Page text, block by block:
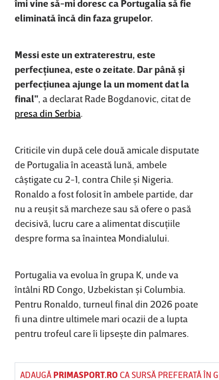
îmi vine să-mi doresc ca Portugalia să fie
eliminată încă din faza grupelor.
Messi este un extraterestru, este
perfecţiunea, este o zeitate. Dar până şi
perfecţiunea ajunge la un moment dat la
final", a declarat Rade Bogdanovic, citat de
presa din Serbia.
Criticile vin după cele două amicale disputate
de Portugalia în această lună, ambele
câştigate cu 2-1, contra Chile şi Nigeria.
Ronaldo a fost folosit în ambele partide, dar
nu a reuşit să marcheze sau să ofere o pasă
decisivă, lucru care a alimentat discuţiile
despre forma sa înaintea Mondialului.
Portugalia va evolua în grupa K, unde va
întâlni RD Congo, Uzbekistan şi Columbia.
Pentru Ronaldo, turneul final din 2026 poate
fi una dintre ultimele mari ocazii de a lupta
pentru trofeul care îi lipseşte din palmares.
ADAUGĂ PRIMASPORT.ROCA SURSĂ PREFERATĂ ÎN